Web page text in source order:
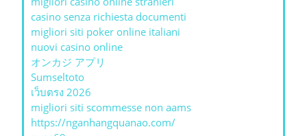
casino senza richiesta documenti
migliori siti poker online italiani
nuovi casino online
オンカジ アプリ
Sumseltoto
เว็บตรง 2026
migliori siti scommesse non aams
https://nganhangquanao.com/